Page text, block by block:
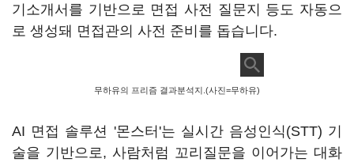
기소개서를 기반으로 면접 사전 질문지 등도 자동으
로 생성돼 면접관의 사전 준비를 돕습니다.
무하유의 프리즘 결과분석지.(사진=무하유)
AI 면접 솔루션 '몬스터'는 실시간 음성인식(STT) 기
술을 기반으로, 사람처럼 꼬리질문을 이어가는 대화